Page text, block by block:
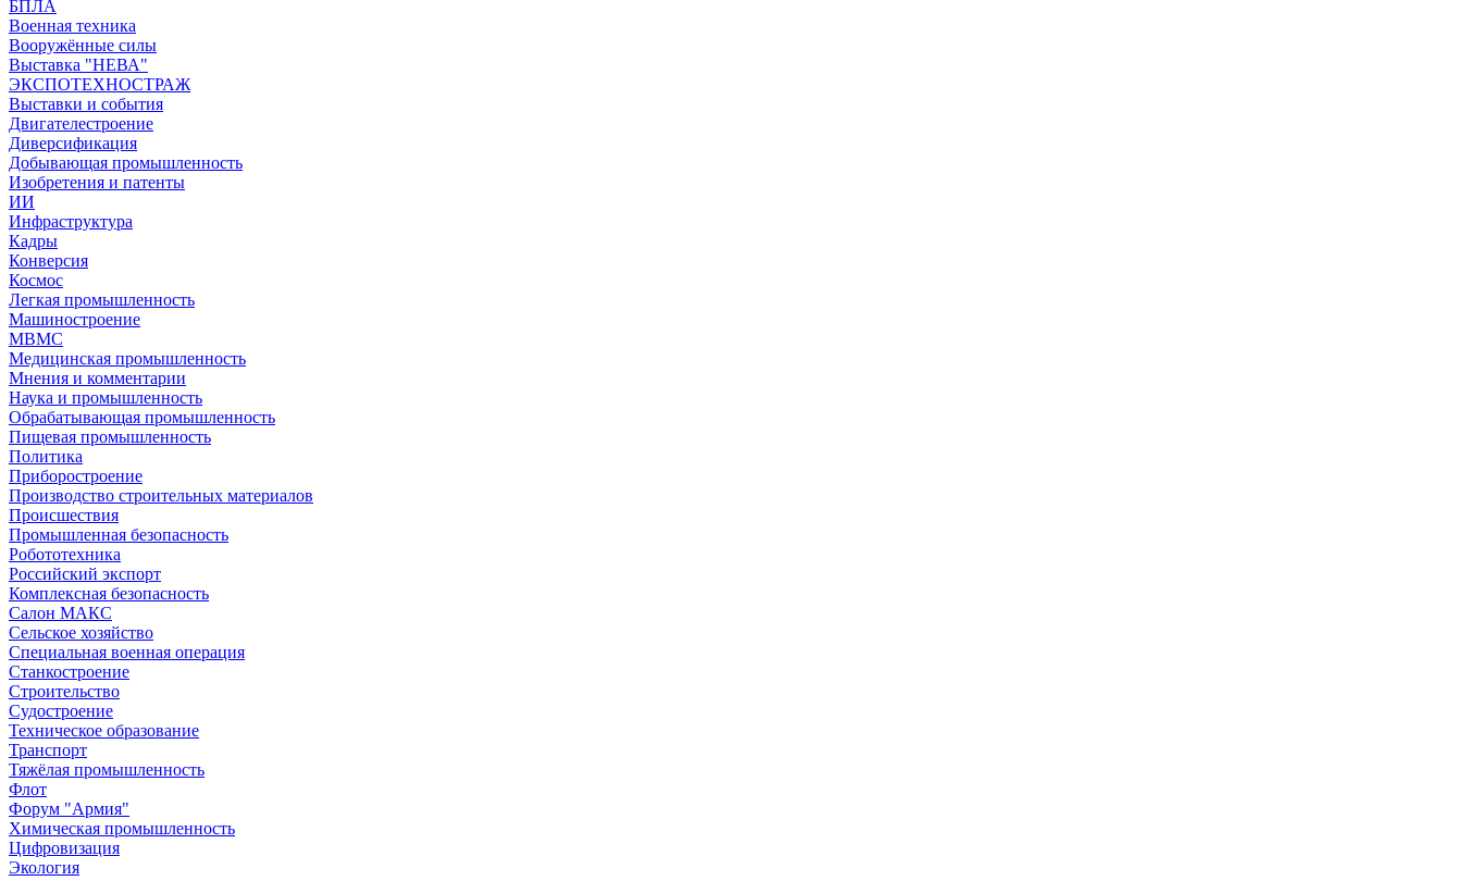
БПЛА
Военная техника
Вооружённые силы
Выставка "НЕВА"
ЭКСПОТЕХНОСТРАЖ
Выставки и события
Двигателестроение
Диверсификация
Добывающая промышленность
Изобретения и патенты
ИИ
Инфраструктура
Кадры
Конверсия
Космос
Легкая промышленность
Машиностроение
МВМС
Медицинская промышленность
Мнения и комментарии
Наука и промышленность
Обрабатывающая промышленность
Пищевая промышленность
Политика
Приборостроение
Производство строительных материалов
Происшествия
Промышленная безопасность
Робототехника
Российский экспорт
Комплексная безопасность
Салон МАКС
Сельское хозяйство
Специальная военная операция
Станкостроение
Строительство
Судостроение
Техническое образование
Транспорт
Тяжёлая промышленность
Флот
Форум "Армия"
Химическая промышленность
Цифровизация
Экология